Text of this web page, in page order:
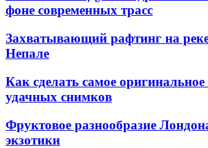
фоне современных трасс
Захватывающий рафтинг на
Непале
Как сделать самое
удачных снимков
Фруктовое разнообразие
экзотики